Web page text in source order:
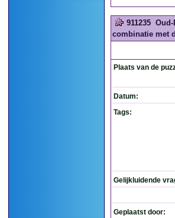
911235
combinatie met
Plaats van de
Datum:
Tags:
Gelijkluidende
Geplaatst door: